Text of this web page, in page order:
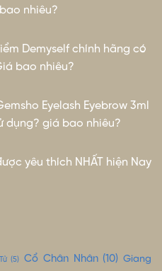
nhiêu?
Demyself chính hãng có
bao nhiêu?
Eyelash Eyebrow 3ml
dụng? giá bao nhiêu?
yêu thích NHẤT hiện Nay
(5) Cổ Chân Nhân(10) Giang